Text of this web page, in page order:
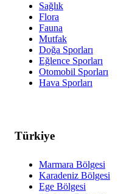
Sağlık
Flora
Fauna
Mutfak
Doğa Sporları
Eğlence Sporları
Otomobil Sporları
Hava Sporları
Türkiye
Marmara Bölgesi
Karadeniz Bölgesi
Ege Bölgesi